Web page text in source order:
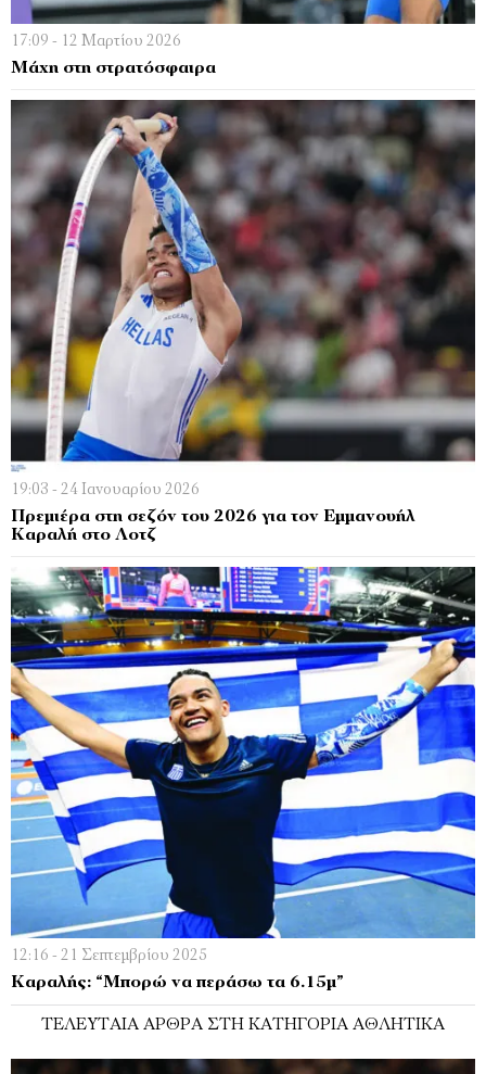
17:09 - 12 Μαρτίου 2026
Μάχη στη στρατόσφαιρα
19:03 - 24 Ιανουαρίου 2026
Πρεμιέρα στη σεζόν του 2026 για τον Εμμανουήλ
Καραλή στο Λοτζ
12:16 - 21 Σεπτεμβρίου 2025
Καραλής: “Μπορώ να περάσω τα 6.15μ”
ΤΕΛΕΥΤΑΊΑ ΆΡΘΡΑ ΣΤΗ ΚΑΤΗΓΟΡΊΑ ΑΘΛΗΤΙΚΆ